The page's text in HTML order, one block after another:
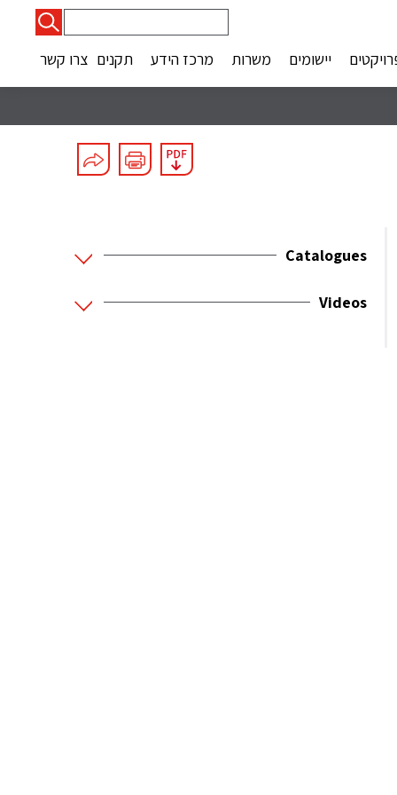
יישומים משרות מרכז הידע תקנים צרו קשר
Catalogues
Videos